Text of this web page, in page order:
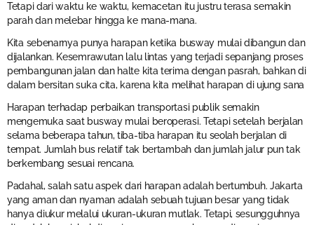
Tetapi dari waktu ke waktu, kemacetan itu justru terasa semakin
parah dan melebar hingga ke mana-mana.
Kita sebenarnya punya harapan ketika busway mulai dibangun dan
dijalankan. Kesemrawutan lalu lintas yang terjadi sepanjang proses
pembangunan jalan dan halte kita terima dengan pasrah, bahkan di
dalam bersitan suka cita, karena kita melihat harapan di ujung sana
Harapan terhadap perbaikan transportasi publik semakin
mengemuka saat busway mulai beroperasi. Tetapi setelah berjalan
selama beberapa tahun, tiba-tiba harapan itu seolah berjalan di
tempat. Jumlah bus relatif tak bertambah dan jumlah jalur pun tak
berkembang sesuai rencana.
Padahal, salah satu aspek dari harapan adalah bertumbuh. Jakarta
yang aman dan nyaman adalah sebuah tujuan besar yang tidak
hanya diukur melalui ukuran-ukuran mutlak. Tetapi, sesungguhnya